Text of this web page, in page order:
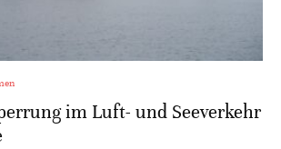
im Luft- und Seeverkehr